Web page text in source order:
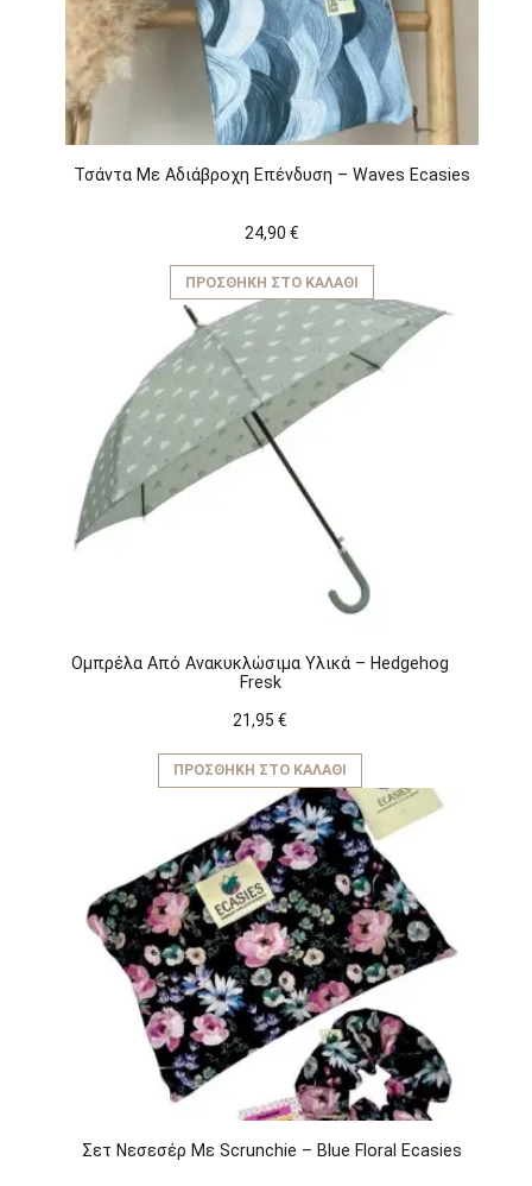
Τσάντα Με Αδιάβροχη Επένδυση – Waves Ecasies
24,90 €
ΠΡΟΣΘΉΚΗ ΣΤΟ ΚΑΛΆΘΙ
Ομπρέλα Από Ανακυκλώσιμα Υλικά – Hedgehog
Fresk
21,95 €
ΠΡΟΣΘΉΚΗ ΣΤΟ ΚΑΛΆΘΙ
Σετ Νεσεσέρ Με Scrunchie – Blue Floral Ecasies